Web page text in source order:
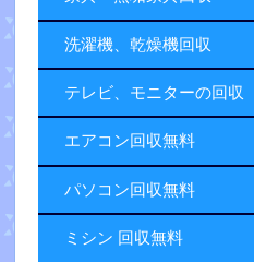
洗濯機、乾燥機回収
テレビ、モニターの回収
エアコン回収無料
パソコン回収無料
ミシン 回収無料